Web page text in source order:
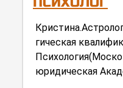
гическая
юридическая